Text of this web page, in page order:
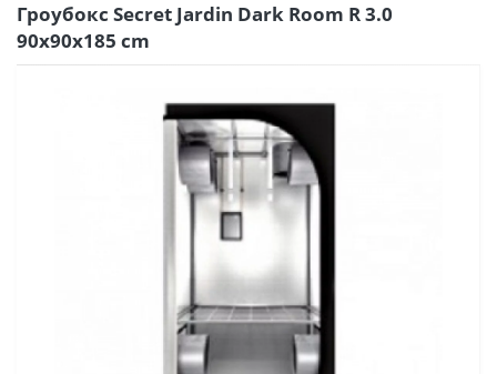
Гроубокс Secret Jardin Dark Room R 3.0
90х90х185 сm